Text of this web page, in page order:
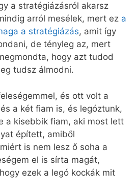
a stratégiázásról akarsz
arról mesélek, mert ez a
a stratégiázás, amit így
de tényleg az, mert
hogy azt tudod
tudsz álmodni.
és ott volt a
a két fiam is, és legóztunk,
a kisebbik fiam, aki most lett
épített, amiből
is nem lesz ő soha a
el is sírta magát,
ezek a legó kockák mit